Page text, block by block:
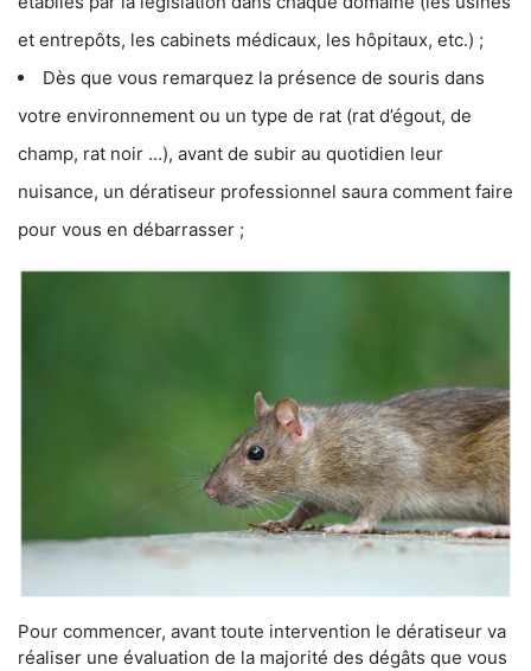
et entrepôts, les cabinets médicaux, les hôpitaux, etc.) ;
Dès que vous remarquez la présence de souris dans
votre environnement ou un type de rat (rat d’égout, de
champ, rat noir …), avant de subir au quotidien leur
nuisance, un dératiseur professionnel saura comment faire
pour vous en débarrasser ;
Pour commencer, avant toute intervention le dératiseur va
réaliser une évaluation de la majorité des dégâts que vous